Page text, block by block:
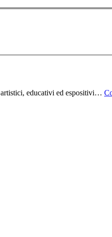
artistici, educativi ed espositivi…